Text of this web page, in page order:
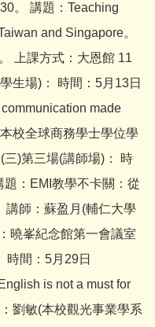
。 講題：Teaching
and Singapore。
上課方式：大恩館 11
生場)： 時間：5月13日
made
校全球商務學士學位學
)第三場(講師場)： 時
：EMI教學不卡關：從
講師：蘇盈月(輔仁大學
曉峯紀念館第一會議室
時間：5月29日
is not a must for
劉敏(本校觀光事業學系